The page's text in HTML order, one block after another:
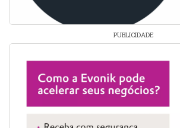
PUBLICIDADE